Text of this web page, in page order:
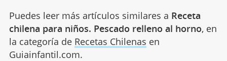
Puedes leer más artículos similares a Receta
chilena para niños. Pescado relleno al horno, en
la categoría de Recetas Chilenas en
Guiainfantil.com.